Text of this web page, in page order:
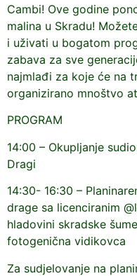
Cambi! Ove godine
malina u Skradu!
i uživati u bogatom
zabava za sve
najmlađi za koje će na
organizirano mnoštvo
PROGRAM
14:00 – Okupljanje
Dragi
14:30- 16:30 –
drage sa licenciranim
hladovini skradske
fotogenična vidikovca
Za sudjelovanje na